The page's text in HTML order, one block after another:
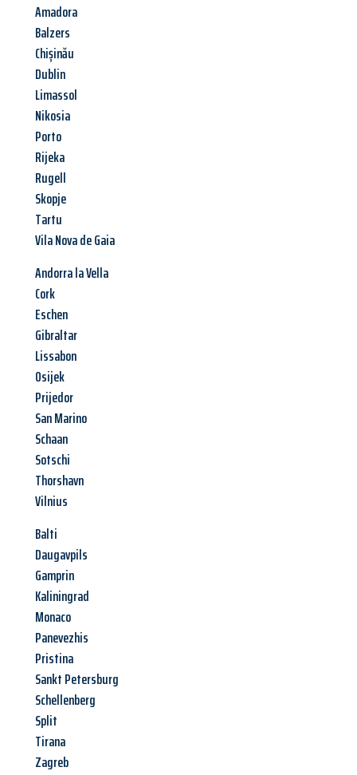
Amadora
Balzers
Chișinău
Dublin
Limassol
Nikosia
Porto
Rijeka
Rugell
Skopje
Tartu
Vila Nova de Gaia
Andorra la Vella
Cork
Eschen
Gibraltar
Lissabon
Osijek
Prijedor
San Marino
Schaan
Sotschi
Thorshavn
Vilnius
Balti
Daugavpils
Gamprin
Kaliningrad
Monaco
Panevezhis
Pristina
Sankt Petersburg
Schellenberg
Split
Tirana
Zagreb